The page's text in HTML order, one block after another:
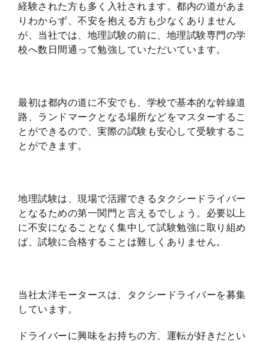
経験された方も多く入社されます。都内の道があま
りわからず、不安を抱える方も少なくありません
が、当社では、地理試験の前に、地理試験専門の学
校へ数日間通って勉強していただいています。
最初は都内の道に不安でも、学校で基本的な幹線道
路、ランドマークとなる場所などをマスターするこ
とができるので、実際の試験も安心して受験するこ
とができます。
地理試験は、現場で活躍できるタクシードライバー
となるための第一関門と言えるでしょう。必要以上
に不安になることなく集中して試験勉強に取り組め
ば、試験に合格することは難しくありません。
当社太洋モータースは、タクシードライバーを募集
しています。
ドライバーに興味をお持ちの方、運転が好きだとい